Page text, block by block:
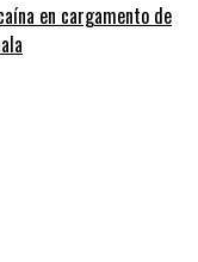
en cargamento de